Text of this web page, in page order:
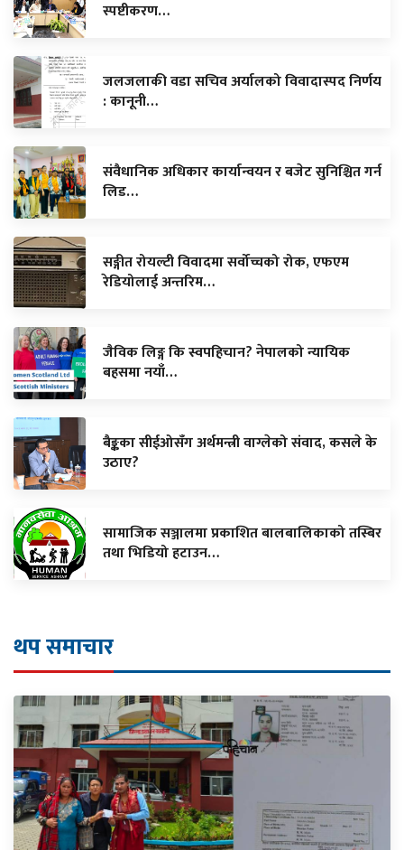
स्पष्टीकरण…
जलजलाकी वडा सचिव अर्यालको विवादास्पद निर्णय
: कानूनी…
संवैधानिक अधिकार कार्यान्वयन र बजेट सुनिश्चित गर्न
लिड…
सङ्गीत रोयल्टी विवादमा सर्वोच्चको रोक, एफएम
रेडियोलाई अन्तरिम…
जैविक लिङ्ग कि स्वपहिचान? नेपालको न्यायिक
बहसमा नयाँ…
बैङ्कका सीईओसँग अर्थमन्त्री वाग्लेको संवाद, कसले के
उठाए?
सामाजिक सञ्जालमा प्रकाशित बालबालिकाको तस्बिर
तथा भिडियो हटाउन…
थप समाचार